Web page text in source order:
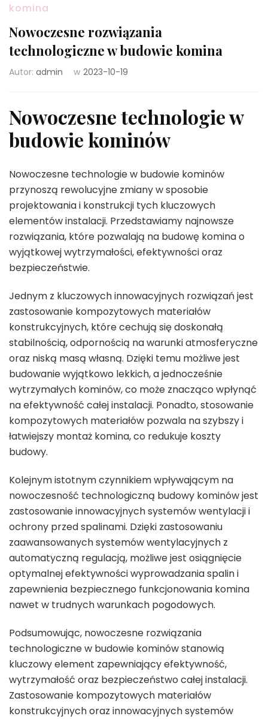
komina
Nowoczesne rozwiązania
technologiczne w budowie komina
Autor: admin w 2023-10-19
Nowoczesne technologie w
budowie kominów
Nowoczesne technologie w budowie kominów
przynoszą rewolucyjne zmiany w sposobie
projektowania i konstrukcji tych kluczowych
elementów instalacji. Przedstawiamy najnowsze
rozwiązania, które pozwalają na budowę komina o
wyjątkowej wytrzymałości, efektywności oraz
bezpieczeństwie.
Jednym z kluczowych innowacyjnych rozwiązań jest
zastosowanie kompozytowych materiałów
konstrukcyjnych, które cechują się doskonałą
stabilnością, odpornością na warunki atmosferyczne
oraz niską masą własną. Dzięki temu możliwe jest
budowanie wyjątkowo lekkich, a jednocześnie
wytrzymałych kominów, co może znacząco wpłynąć
na efektywność całej instalacji. Ponadto, stosowanie
kompozytowych materiałów pozwala na szybszy i
łatwiejszy montaż komina, co redukuje koszty
budowy.
Kolejnym istotnym czynnikiem wpływającym na
nowoczesność technologiczną budowy kominów jest
zastosowanie innowacyjnych systemów wentylacji i
ochrony przed spalinami. Dzięki zastosowaniu
zaawansowanych systemów wentylacyjnych z
automatyczną regulacją, możliwe jest osiągnięcie
optymalnej efektywności wyprowadzania spalin i
zapewnienia bezpiecznego funkcjonowania komina
nawet w trudnych warunkach pogodowych.
Podsumowując, nowoczesne rozwiązania
technologiczne w budowie kominów stanowią
kluczowy element zapewniający efektywność,
wytrzymałość oraz bezpieczeństwo całej instalacji.
Zastosowanie kompozytowych materiałów
konstrukcyjnych oraz innowacyjnych systemów